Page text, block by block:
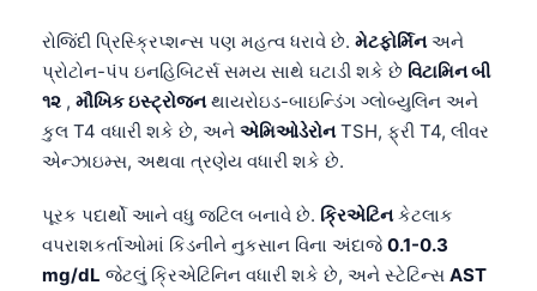
રોજિંદી પ્રિસ્ક્રિપ્શન્સ પણ મહત્વ ધરાવે છે. મેટફોર્મિનઅને
પ્રોટોન-પંપ ઇનહિબિટર્સ સમય સાથે ઘટાડી શકે છે વિટામિન બી
૧૨ , મૌખિક ઇસ્ટ્રોજનથાયરોઇડ-બાઇન્ડિંગ ગ્લોબ્યુલિન અને
કુલ T4 વધારી શકે છે, અને એમિઓડેરોનTSH, ફ્રી T4, લીવર
એન્ઝાઇમ્સ, અથવા ત્રણેય વધારી શકે છે.
પૂરક પદાર્થો આને વધુ જટિલ બનાવે છે. ક્રિએટિનકેટલાક
વપરાશકર્તાઓમાં કિડનીને નુકસાન વિના અંદાજે 0.1-0.3
mg/dL જેટલું ક્રિએટિનિન વધારી શકે છે, અને સ્ટેટિન્સ AST